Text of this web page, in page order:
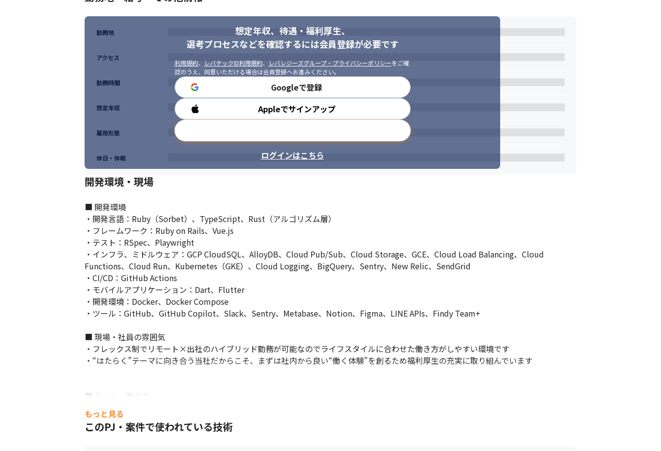
想定年収、待遇・福利厚生、
選考プロセスなどを確認するには会員登録が必要です
利用規約、 レバテックID利用規約、 レバレジーズグループ・プライバシーポリシーをご確
認のうえ、同意いただける場合は会員登録へお進みください。
Googleで登録
Appleでサインアップ
ログインはこちら
勤務地
アクセス
勤務時間
想定年収
雇用形態
休日・休暇
開発環境・現場
■ 開発環境
・開発言語：Ruby（Sorbet）、TypeScript、Rust（アルゴリズム層）
・フレームワーク：Ruby on Rails、Vue.js
・テスト：RSpec、Playwright
・インフラ、ミドルウェア：GCP CloudSQL、AlloyDB、Cloud Pub/Sub、Cloud Storage、GCE、Cloud Load Balancing、Cloud
Functions、Cloud Run、Kubernetes（GKE）、Cloud Logging、BigQuery、Sentry、New Relic、SendGrid
・CI/CD：GitHub Actions
・モバイルアプリケーション：Dart、Flutter
・開発環境：Docker、Docker Compose
・ツール：GitHub、GitHub Copilot、Slack、Sentry、Metabase、Notion、Figma、LINE APIs、Findy Team+
■ 現場・社員の雰囲気
・フレックス制でリモート×出社のハイブリッド勤務が可能なのでライフスタイルに合わせた働き方がしやすい環境です
・“はたらく”テーマに向き合う当社だからこそ、まずは社内から良い“働く体験”を創るため福利厚生の充実に取り組んでいます
■ チーム・働き方
・チーム規模：エンジニア3〜5名のチームを技術的にリードしていただきます
・技術選定：アーキテクチャや技術選定への裁量があります。経験やプロジェクトの状況に応じて、判断の範囲はお任せします
・生成AI活用：全社的に生成AIを積極活用。雇用形態に関わらず Claudeの利用費用を会社が負担しており、ほとんどのプルリクエストに生
もっと見る
このPJ・案件で使われている技術